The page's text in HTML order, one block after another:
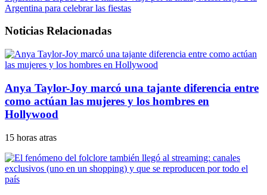
Argentina para celebrar las fiestas
Noticias Relacionadas
Anya Taylor-Joy marcó una tajante diferencia entre
como actúan las mujeres y los hombres en
Hollywood
15 horas atras